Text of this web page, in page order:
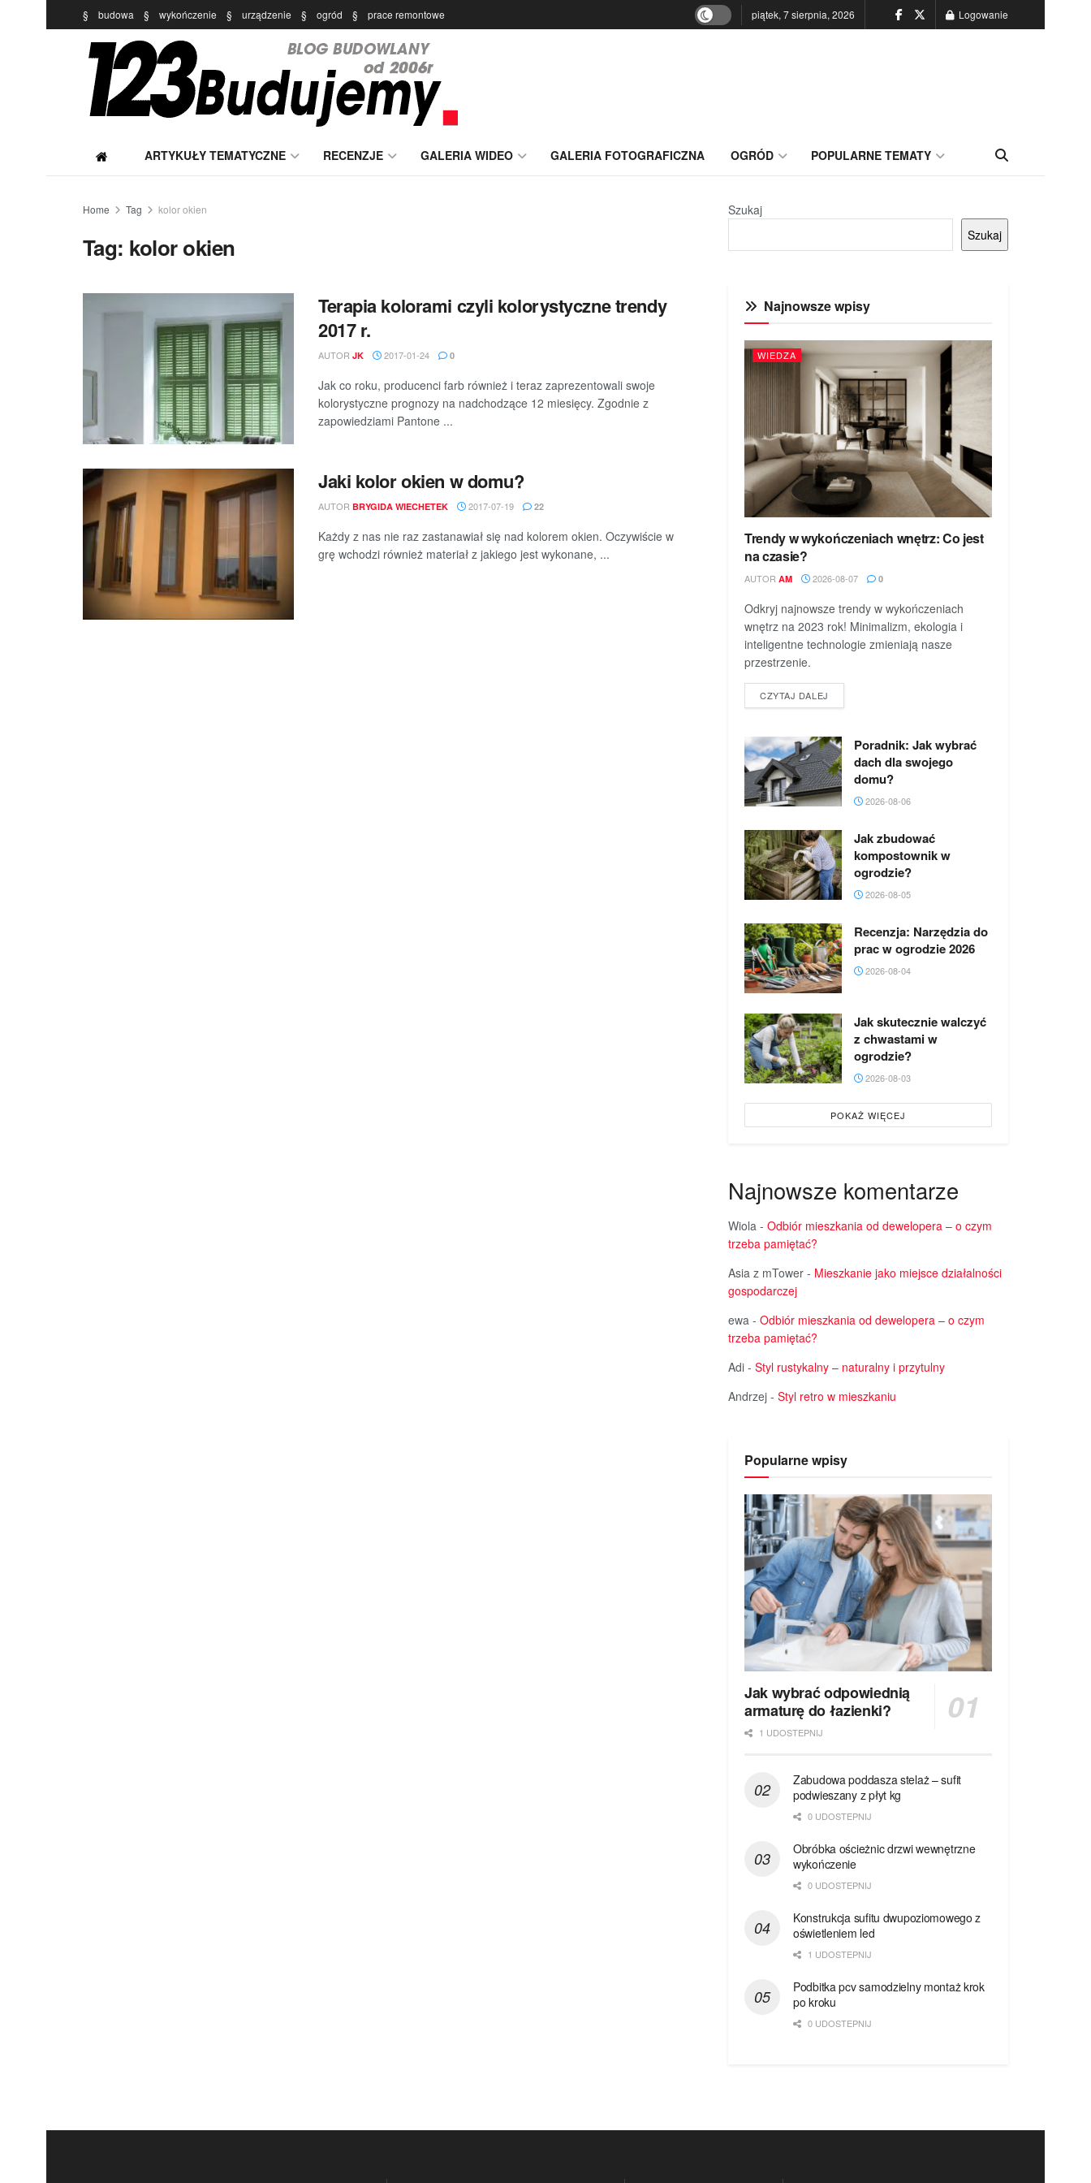
§ budowa § wykończenie § urządzenie § ogród § prace remontowe piątek, 7 sierpnia, 2026 Logowanie
ARTYKUŁY TEMATYCZNE RECENZJE GALERIA WIDEO GALERIA FOTOGRAFICZNA OGRÓD POPULARNE TEMATY
Home Tag kolor okien
Tag: kolor okien
Terapia kolorami czyli kolorystyczne trendy
2017 r.
AUTOR JK 2017-01-24 0
Jak co roku, producenci farb również i teraz zaprezentowali swoje
kolorystyczne prognozy na nadchodzące 12 miesięcy. Zgodnie z
zapowiedziami Pantone ...
Jaki kolor okien w domu?
AUTOR BRYGIDA WIECHETEK 2017-07-19 22
Każdy z nas nie raz zastanawiał się nad kolorem okien. Oczywiście w
grę wchodzi również materiał z jakiego jest wykonane, ...
Szukaj
Szukaj
Najnowsze wpisy
WIEDZA
Trendy w wykończeniach wnętrz: Co jest
na czasie?
AUTOR AM 2026-08-07 0
Odkryj najnowsze trendy w wykończeniach
wnętrz na 2023 rok! Minimalizm, ekologia i
inteligentne technologie zmieniają nasze
przestrzenie.
CZYTAJ DALEJ
Poradnik: Jak wybrać
dach dla swojego
domu?
2026-08-06
Jak zbudować
kompostownik w
ogrodzie?
2026-08-05
Recenzja: Narzędzia do
prac w ogrodzie 2026
2026-08-04
Jak skutecznie walczyć
z chwastami w
ogrodzie?
2026-08-03
POKAŻ WIĘCEJ
Najnowsze komentarze
Wiola - Odbiór mieszkania od dewelopera – o czym
trzeba pamiętać?
Asia z mTower - Mieszkanie jako miejsce działalności
gospodarczej
ewa - Odbiór mieszkania od dewelopera – o czym
trzeba pamiętać?
Adi - Styl rustykalny – naturalny i przytulny
Andrzej - Styl retro w mieszkaniu
Popularne wpisy
Jak wybrać odpowiednią
armaturę do łazienki?
1 UDOSTEPNIJ
Zabudowa poddasza stelaż – sufit
podwieszany z płyt kg
0 UDOSTEPNIJ
Obróbka ościeżnic drzwi wewnętrzne
wykończenie
0 UDOSTEPNIJ
Konstrukcja sufitu dwupoziomowego z
oświetleniem led
1 UDOSTEPNIJ
Podbitka pcv samodzielny montaż krok
po kroku
0 UDOSTEPNIJ